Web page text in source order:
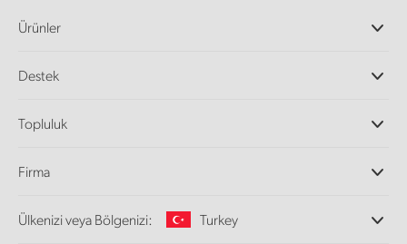
Ürünler
DaVinci Resolve ve Fusion Yazılımı
Ultimatte
Kayıt ve Oynatım
Video Format Çevirici
Destek
Destek Merkezi
Topluluk
Firma
Hakkımızda
Ülkenizi veya Bölgenizi: Turkey